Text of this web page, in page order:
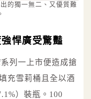
的獨一無二、又優質難
悍廣受驚豔
列一上市便造成搶
充雪莉桶且全以酒
）裝瓶。100